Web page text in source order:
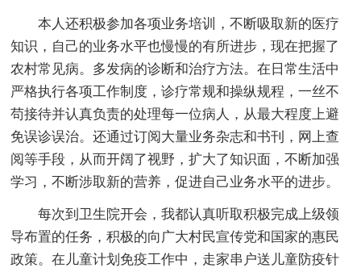
本人还积极参加各项业务培训，不断吸取新的医疗
知识，自己的业务水平也慢慢的有所进步，现在把握了
农村常见病。多发病的诊断和治疗方法。在日常生活中
严格执行各项工作制度，诊疗常规和操纵规程，一丝不
苟接待并认真负责的处理每一位病人，从最大程度上避
免误诊误治。还通过订阅大量业务杂志和书刊，网上查
阅等手段，从而开阔了视野，扩大了知识面，不断加强
学习，不断涉取新的营养，促进自己业务水平的进步。
每次到卫生院开会，我都认真听取积极完成上级领
导布置的任务，积极的向广大村民宣传党和国家的惠民
政策。在儿童计划免疫工作中，走家串户送儿童防疫针